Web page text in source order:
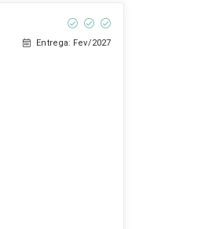
Entrega: Fev/2027